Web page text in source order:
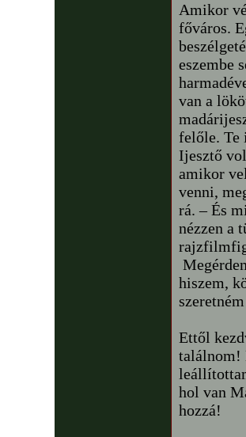
Amikor
főváros.
eszembe
van a
felőle. Te
Ijesztő
amikor
venni,
rá. – És
nézzen a
hiszem,
Ettől
találnom!
hol van
hozzá!